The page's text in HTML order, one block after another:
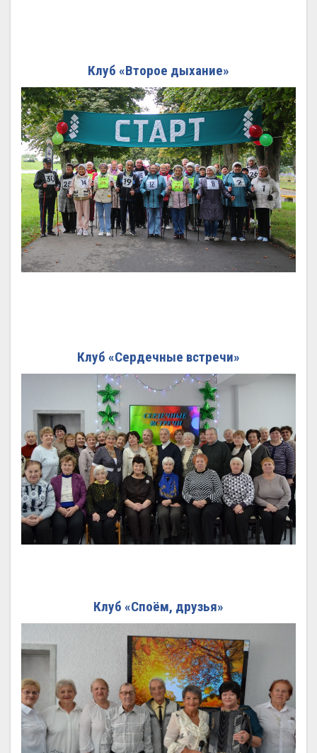
Клуб «Второе дыхание»
Клуб «Сердечные встречи»
Клуб «Споём, друзья»